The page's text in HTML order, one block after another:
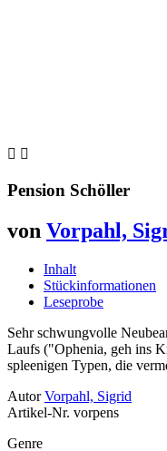
 
Pension Schöller
von Vorpahl,
Inhalt
Stückinformationen
Leseprobe
Sehr schwungvolle
Laufs ("Ophenia, geh ins
spleenigen Typen, die
Autor Vorpahl, Sigrid
Artikel-Nr. vorpens
Genre